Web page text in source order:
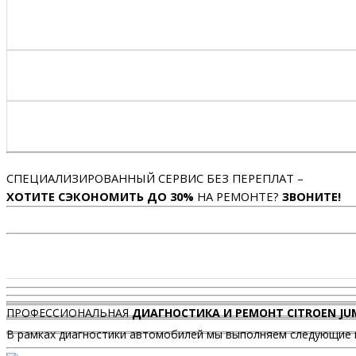
СПЕЦИАЛИЗИРОВАННЫЙ СЕРВИС БЕЗ ПЕРЕПЛАТ –
ХОТИТЕ СЭКОНОМИТЬ ДО 30% НА РЕМОНТЕ? ЗВОНИТЕ!
ПРОФЕССИОНАЛЬНАЯДИАГНОСТИКА И РЕМОНТ CITROEN
В рамках диагностики автомобилей мы выполняем следующие